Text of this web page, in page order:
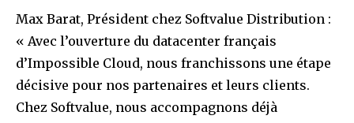
Max Barat, Président chez Softvalue Distribution :
« Avec l’ouverture du datacenter français
d’Impossible Cloud, nous franchissons une étape
décisive pour nos partenaires et leurs clients.
Chez Softvalue, nous accompagnons déjà